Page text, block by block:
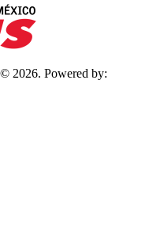
2026. Powered by: